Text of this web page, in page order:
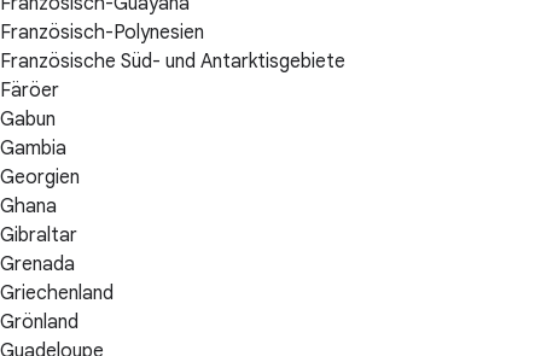
Französisch-Polynesien
Französische Süd- und Antarktisgebiete
Färöer
Gabun
Gambia
Georgien
Ghana
Gibraltar
Grenada
Griechenland
Grönland
Guadeloupe